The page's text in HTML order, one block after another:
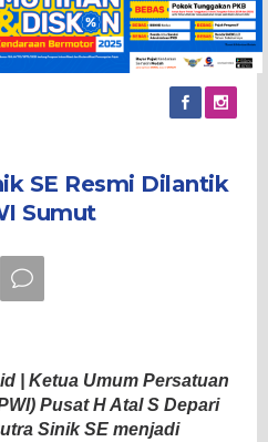
SE Resmi Dilantik
Sumut
| Ketua Umum Persatuan
Pusat H Atal S Depari
Sinik SE menjadi